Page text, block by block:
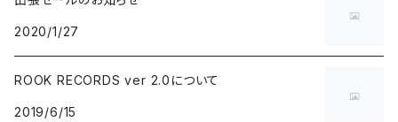
BLUE NOTE
にほんのJAZZ
big band / trad / swing
GARAGE PUNK / TRASH PUNK
POWER POP / NEO MOD / PUB ROCK
PUNK ROCK
演歌 / 懐メロ
民謡・音頭・俗謡
落語・浪曲・芸能
NEW AGE / HEALING
SP
HAWAIIAN
LATIN / BRASIL / BOSSA NOVA
AFRO / CUBAN
2020/1/27
ROOK RECORDS ver 2.0について
2019/6/15